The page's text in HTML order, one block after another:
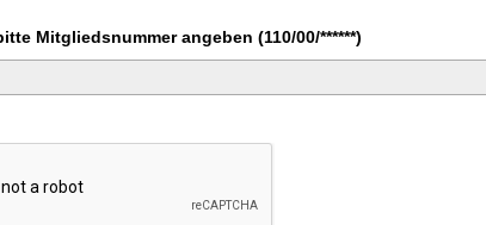
Mitgliedsnummer angeben (110/00/******)